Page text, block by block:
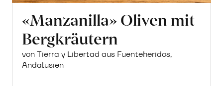
«Manzanilla» Oliven mit
Bergkräutern
von Tierra y Libertad aus Fuenteheridos,
Andalusien